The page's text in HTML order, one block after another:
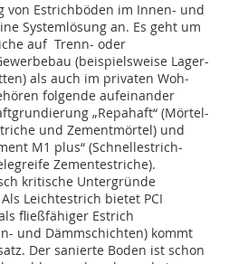
von Estrichböden im Innen- und
Systemlösung an. Es geht um
auf Trenn- oder
(beispielsweise Lager-
als auch im privaten Woh­
folgende aufeinander
„Repahaft“ (Mörtel-
und Zementmörtel) und
M1 plus“ (Schnellestrich-
Zementestriche).
kritische Unter­gründe
Leichtestrich bietet PCI
fließfähiger Estrich
und Dämmschichten) kommt
Der sanierte Boden ist schon